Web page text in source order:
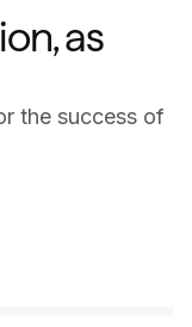
as
the success of